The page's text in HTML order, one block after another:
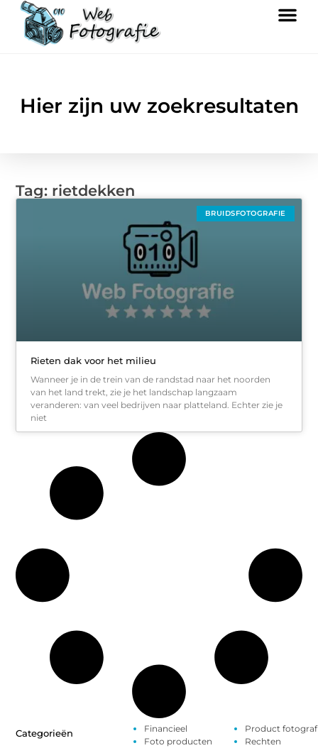
Hier zijn uw zoekresultaten
Tag: rietdekken
BRUIDSFOTOGRAFIE
Rieten dak voor het milieu
Wanneer je in de trein van de randstad naar het noorden
van het land trekt, zie je het landschap langzaam
veranderen: van veel bedrijven naar platteland. Echter zie je
niet
Categorieën
Financieel
Foto producten
Product
Rechten